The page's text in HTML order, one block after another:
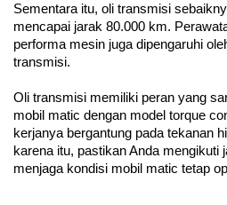
Sementara itu, oli transmisi
mencapai jarak 80.000 km.
performa mesin juga dipengaruhi
transmisi.
Oli transmisi memiliki peran yang
mobil matic dengan model torque
kerjanya bergantung pada tekanan
karena itu, pastikan Anda mengikuti
menjaga kondisi mobil matic tetap